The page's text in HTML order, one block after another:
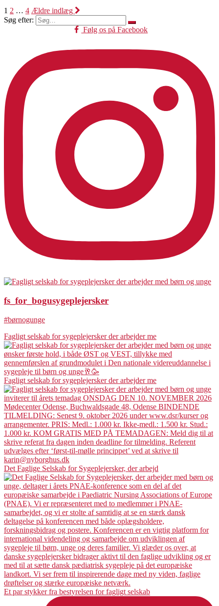
1 2 … 4 Ældre indlæg
Søg efter:
Følg os på Facebook
fs_for_bogusygeplejersker
#børnogunge
Fagligt selskab for sygeplejersker der arbejder me
Fagligt selskab for sygeplejersker der arbejder me
Det Faglige Selskab for Sygeplejersker, der arbejd
Et par stykker fra bestyrelsen for fagligt selskab